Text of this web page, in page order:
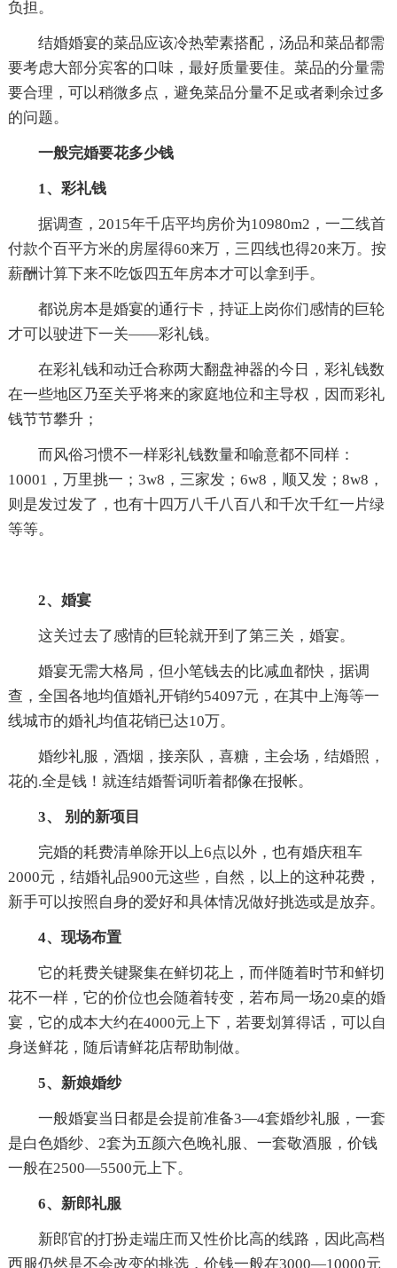
负担。
结婚婚宴的菜品应该冷热荤素搭配，汤品和菜品都需
要考虑大部分宾客的口味，最好质量要佳。菜品的分量需
要合理，可以稍微多点，避免菜品分量不足或者剩余过多
的问题。
一般完婚要花多少钱
1、彩礼钱
据调查，2015年千店平均房价为10980m2，一二线首
付款个百平方米的房屋得60来万，三四线也得20来万。按
薪酬计算下来不吃饭四五年房本才可以拿到手。
都说房本是婚宴的通行卡，持证上岗你们感情的巨轮
才可以驶进下一关——彩礼钱。
在彩礼钱和动迁合称两大翻盘神器的今日，彩礼钱数
在一些地区乃至关乎将来的家庭地位和主导权，因而彩礼
钱节节攀升；
而风俗习惯不一样彩礼钱数量和喻意都不同样：
10001，万里挑一；3w8，三家发；6w8，顺又发；8w8，
则是发过发了，也有十四万八千八百八和千次千红一片绿
等等。
2、婚宴
这关过去了感情的巨轮就开到了第三关，婚宴。
婚宴无需大格局，但小笔钱去的比减血都快，据调
查，全国各地均值婚礼开销约54097元，在其中上海等一
线城市的婚礼均值花销已达10万。
婚纱礼服，酒烟，接亲队，喜糖，主会场，结婚照，
花的.全是钱！就连结婚誓词听着都像在报帐。
3、 别的新项目
完婚的耗费清单除开以上6点以外，也有婚庆租车
2000元，结婚礼品900元这些，自然，以上的这种花费，
新手可以按照自身的爱好和具体情况做好挑选或是放弃。
4、现场布置
它的耗费关键聚集在鲜切花上，而伴随着时节和鲜切
花不一样，它的价位也会随着转变，若布局一场20桌的婚
宴，它的成本大约在4000元上下，若要划算得话，可以自
身送鲜花，随后请鲜花店帮助制做。
5、新娘婚纱
一般婚宴当日都是会提前准备3—4套婚纱礼服，一套
是白色婚纱、2套为五颜六色晚礼服、一套敬酒服，价钱
一般在2500—5500元上下。
6、新郎礼服
新郎官的打扮走端庄而又性价比高的线路，因此高档
西服仍然是不会改变的挑选，价钱一般在3000—10000元